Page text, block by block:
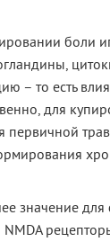
боли
– то есть
для
первичной
значение